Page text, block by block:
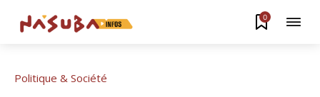
0
Politique & Société